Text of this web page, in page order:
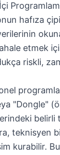
hafıza
etmek
riskli,
"Dongle"
belirli
teknisyen
kurabilir.